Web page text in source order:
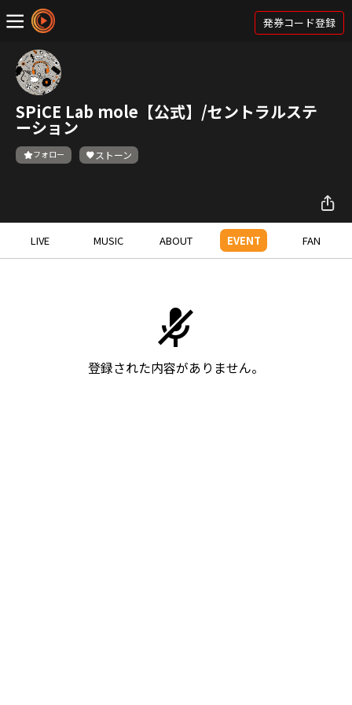
発券コード登録
SPiCE Lab mole【公式】/セントラルステ
ーション
フォロー ストーン
LIVE MUSIC ABOUT EVENT FAN
登録された内容がありません。